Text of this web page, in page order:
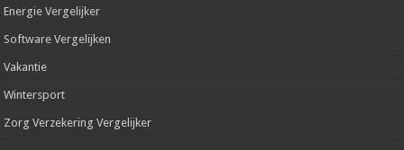
Energie Vergelijker
Software Vergelijken
Vakantie
Wintersport
Zorg Verzekering Vergelijker